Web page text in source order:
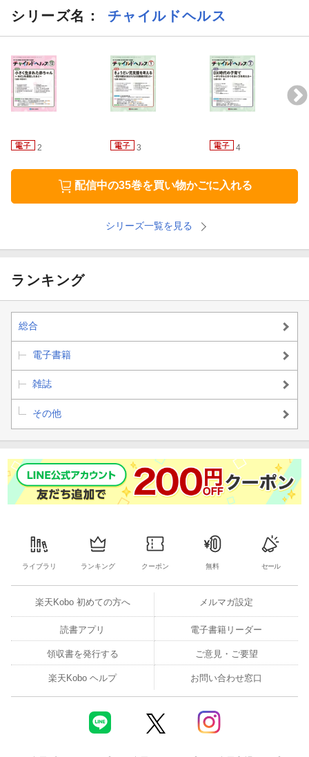
シリーズ名： チャイルドヘルス
2 3 4
配信中の35巻を買い物かごに入れる
シリーズ一覧を見る
ランキング
総合
電子書籍
雑誌
その他
ライブラリ ランキング クーポン 無料 セール
楽天Kobo 初めての方へ メルマガ設定
読書アプリ 電子書籍リーダー
領収書を発行する ご意見・ご要望
楽天Kobo ヘルプ お問い合わせ窓口